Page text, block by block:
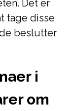
Det er
tage disse
beslutter
i
om